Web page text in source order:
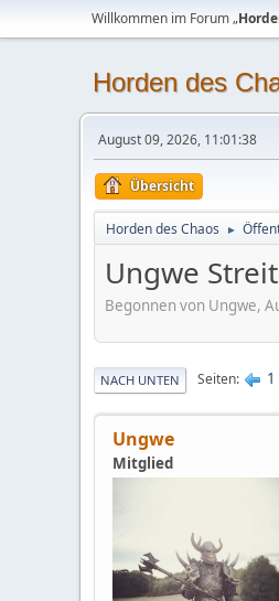
Willkommen im Forum „
Horden des
August 09, 2026, 11:01:38
Übersicht
Horden des Chaos ►
Ungwe
Begonnen von Ungwe,
NACH UNTEN Seiten 1
Ungwe
Mitglied